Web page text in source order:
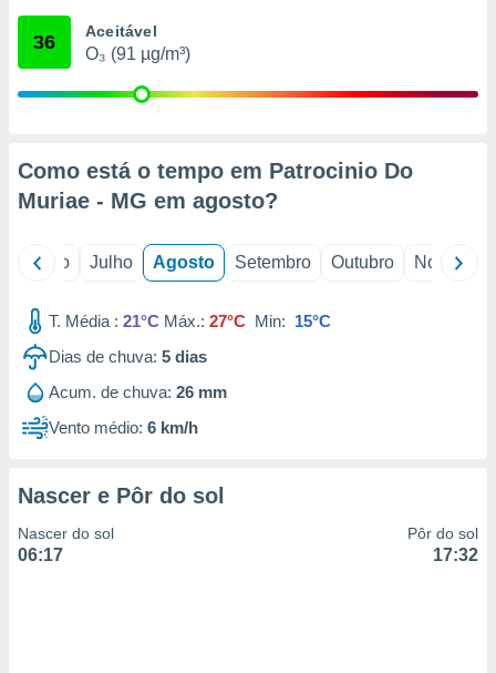
através
1199
36 Aceitável
O₃ (91 µg/m³)
Como está o tempo em Patrocinio Do
Muriae - MG em agosto?
Junho Julho Agosto Setembro Outubro Novembro
T. Média : 21°C Máx.: 27°C Min: 15°C
Dias de chuva: 5 dias
Acum. de chuva: 26 mm
Vento médio: 6 km/h
Nascer e Pôr do sol
Nascer do sol
06:17
Pôr do sol
17:32